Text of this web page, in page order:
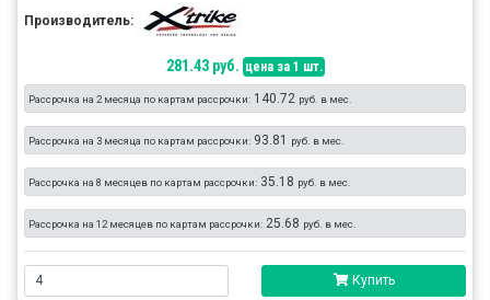
Производитель:
281.43 руб. цена за 1 шт.
Рассрочка на 2 месяца по картам рассрочки: 140.72 руб. в мес.
Рассрочка на 3 месяца по картам рассрочки: 93.81 руб. в мес.
Рассрочка на 8 месяцев по картам рассрочки: 35.18 руб. в мес.
Рассрочка на 12 месяцев по картам рассрочки: 25.68 руб. в мес.
Купить